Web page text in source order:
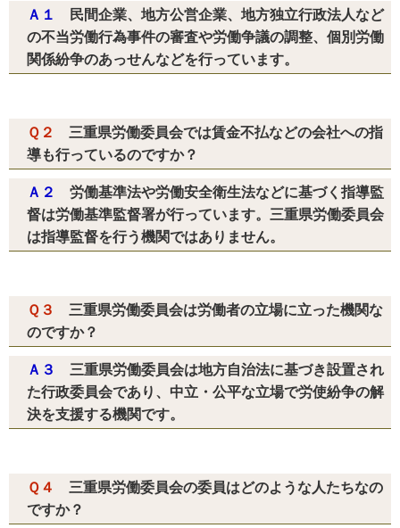
Ａ１
民間企業、地方公営企業、地方独立行政法人など
の不当労働行為事件の審査や労働争議の調整、個別労働
関係紛争のあっせんなどを行っています。
Ｑ２
三重県労働委員会では賃金不払などの会社への指
導も行っているのですか？
Ａ２
労働基準法や労働安全衛生法などに基づく指導監
督は労働基準監督署が行っています。三重県労働委員会
は指導監督を行う機関ではありません。
Ｑ３
三重県労働委員会は労働者の立場に立った機関な
のですか？
Ａ３
三重県労働委員会は地方自治法に基づき設置され
た行政委員会であり、中立・公平な立場で労使紛争の解
決を支援する機関です。
Ｑ４
三重県労働委員会の委員はどのような人たちなの
ですか？